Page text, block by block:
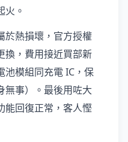
火。
於熱損壞，官方授權
換，費用接近買部新
池模組同充電 IC，保
無事）。最後用咗大
能回復正常，客人慳